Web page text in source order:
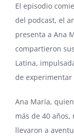
El episodio
del podcast, el
presenta a Ana
compartieron
Latina,
de experimentar
Ana María,
más de 40
llevaron a